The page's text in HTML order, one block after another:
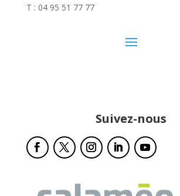
T : 04 95 51 77 77
Suivez-nous